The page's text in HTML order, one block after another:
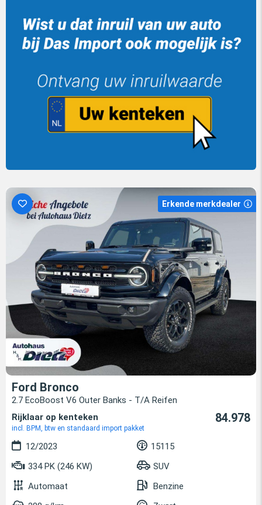
Erkende merkdealer
Ford Bronco
2.7 EcoBoost V6 Outer Banks - T/A Reifen
Rijklaar op kenteken
incl. BPM, btw en standaard import pakket
84.978
12/2023
15115
334 PK (246 KW)
SUV
Automaat
Benzine